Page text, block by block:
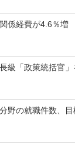
係経費が4.6％
級「政策統括官
野の就職件数、目